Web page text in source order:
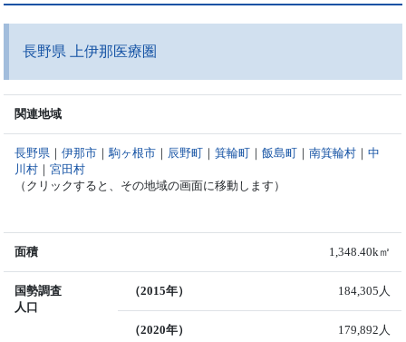
長野県 上伊那医療圏
関連地域
長野県 ｜伊那市 ｜駒ヶ根市 ｜ 辰野町 ｜箕輪町 ｜飯島町 ｜南箕輪村 ｜中
川村 ｜宮田村
（クリックすると、その地域の画面に移動します）
面積 1,348.40k㎡
国勢調査
人口
（2015年） 184,305人
（2020年） 179,892人